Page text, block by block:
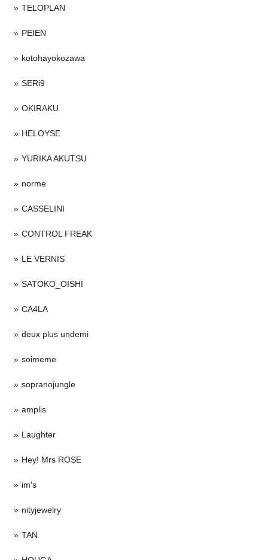
TELOPLAN
PEIEN
kotohayokozawa
SERi9
OKIRAKU
HELOYSE
YURIKA AKUTSU
norme
CASSELINI
CONTROL FREAK
LE VERNIS
SATOKO_OISHI
CA4LA
deux plus undemi
soimeme
sopranojungle
amplis
Laughter
Hey! Mrs ROSE
im's
nityjewelry
TAN